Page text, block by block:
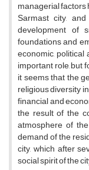
managerial
Sarmast city,
development of
foundations and
economic,
important role, but
it seems that the
religious diversity
financial and
the result of the
atmosphere of
demand of the
city, which after
social spirit of the